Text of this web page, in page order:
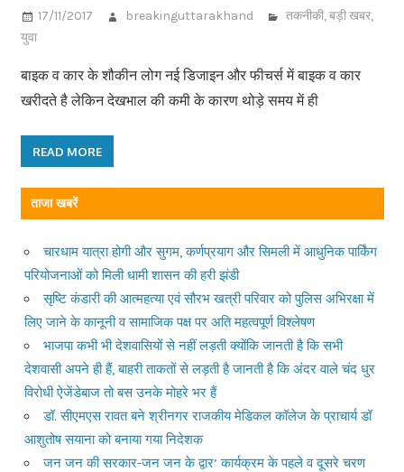
17/11/2017 breakinguttarakhand तकनीकी,बड़ी खबर,
युवा
बाइक व कार के शौकीन लोग नई डिजाइन और फीचर्स में बाइक व कार
खरीदते है लेकिन देखभाल की कमी के कारण थोड़े समय में ही
READ MORE
ताजा खबरें
चारधाम यात्रा होगी और सुगम, कर्णप्रयाग और सिमली में आधुनिक पार्किंग
परियोजनाओं को मिली धामी शासन की हरी झंडी
सृष्टि कंडारी की आत्महत्या एवं सौरभ खत्री परिवार को पुलिस अभिरक्षा में
लिए जाने के कानूनी व सामाजिक पक्ष पर अति महत्वपूर्ण विश्लेषण
भाजपा कभी भी देशवासियों से नहीं लड़ती क्योंकि जानती है कि सभी
देशवासी अपने ही हैं, बाहरी ताकतों से लड़ती है जानती है कि अंदर वाले चंद धुर
विरोधी ऐजेंडेबाज तो बस उनके मोहरे भर हैं
डॉ. सीएमएस रावत बने श्रीनगर राजकीय मेडिकल कॉलेज के प्राचार्य डॉ
आशुतोष सयाना को बनाया गया निदेशक
जन जन की सरकार-जन जन के द्वार’ कार्यक्रम के पहले व दूसरे चरण